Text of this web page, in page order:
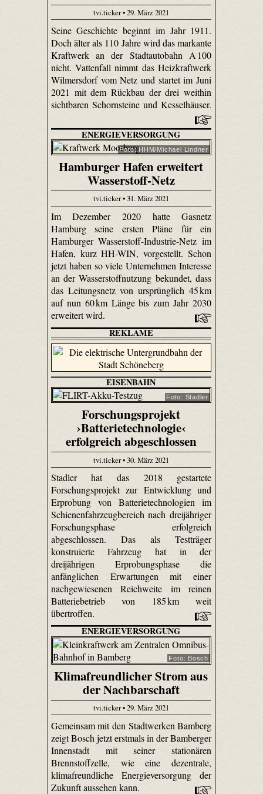
tvi.ticker • 29. März 2021
Seine Geschichte beginnt im Jahr 1911.
Doch älter als 110 Jahre wird das markante
Kraftwerk an der Stadtautobahn A 100
nicht. Vattenfall nimmt das Heizkraftwerk
Wilmersdorf vom Netz und startet im Juni
2021 mit dem Rückbau der drei weithin
sichtbaren Schornsteine und Kesselhäuser.
ENERGIEVERSORGUNG
Foto: HHM/Michael Lindner
Hamburger Hafen erweitert
Wasserstoff-Netz
tvi.ticker • 31. März 2021
Im Dezember 2020 hatte Gasnetz
Hamburg seine ersten Pläne für ein
Hamburger Wasserstoff-Industrie-Netz im
Hafen, kurz HH-WIN, vorgestellt. Schon
jetzt haben so viele Unternehmen Interesse
an der Wasserstoffnutzung bekundet, dass
das Leitungsnetz von ursprünglich 45 km
auf nun 60 km Länge bis zum Jahr 2030
erweitert wird.
REKLAME
EISENBAHN
Foto: Stadler
Forschungsprojekt
›Batterietechnologie‹
erfolgreich abgeschlossen
tvi.ticker • 30. März 2021
Stadler hat das 2018 gestartete
Forschungsprojekt zur Entwicklung und
Erprobung von Batterietechnologien im
Schienenfahrzeugbereich nach dreijähriger
Forschungsphase erfolgreich
abgeschlossen. Das als Testträger
konstruierte Fahrzeug hat in der
dreijährigen Erprobungsphase die
anfänglichen Erwartungen mit einer
nachgewiesenen Reichweite im reinen
Batteriebetrieb von 185 km weit
übertroffen.
ENERGIEVERSORGUNG
Foto: Bosch
Klimafreundlicher Strom aus
der Nachbarschaft
tvi.ticker • 29. März 2021
Gemeinsam mit den Stadtwerken Bamberg
zeigt Bosch jetzt erstmals in der Bamberger
Innenstadt mit seiner stationären
Brennstoffzelle, wie eine dezentrale,
klimafreundliche Energieversorgung der
Zukunft aussehen kann.